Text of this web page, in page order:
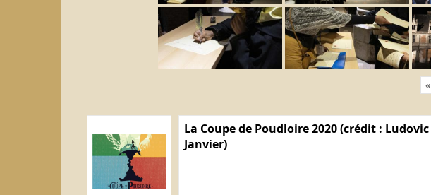
«
La Coupe de Poudloire 2020 (crédit : Ludovic
Janvier)